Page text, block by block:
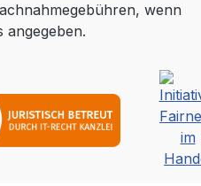
wenn
angegeben.